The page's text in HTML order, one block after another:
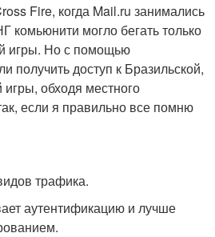
Fire, когда Mail.ru занимались
комьюнити могло бегать только
игры. Но с помощью
получить доступ к Бразильской,
игры, обходя местного
если я правильно все помню
трафика.
аутентификацию и лучше